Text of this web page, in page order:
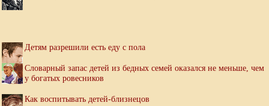
Детям разрешили есть еду с пола
Словарный запас детей из бедных семей оказался не меньше, чем
у богатых ровесников
Как воспитывать детей-близнецов